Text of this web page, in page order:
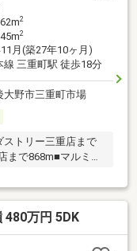
2
2
月(築27年10ヶ月)
線 三重町駅 徒歩18分
大野市三重町市場
トリー三重店まで
まで868m■マルミヤ
480万円 5DK